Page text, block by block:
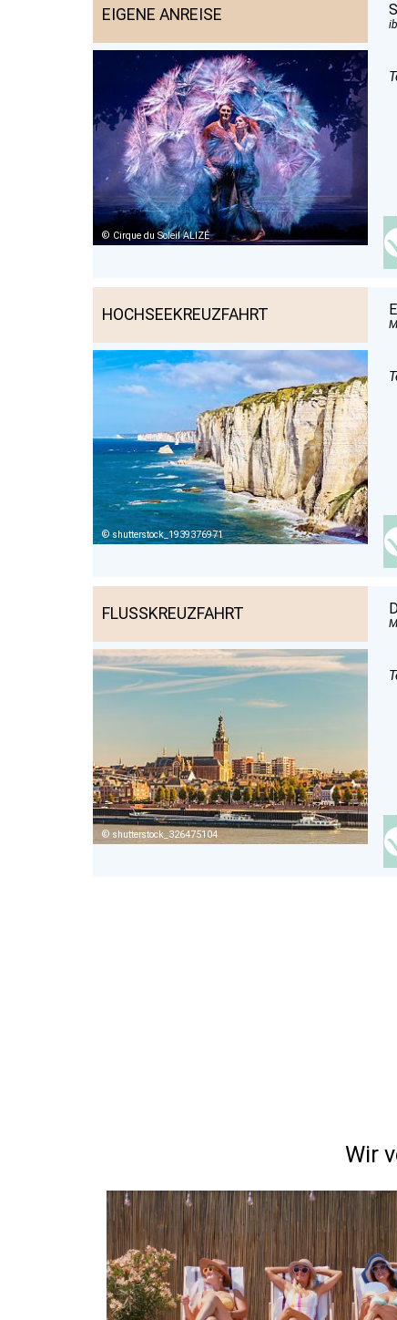
EIGENE ANREISE
Cirque du Soleil ALIZÉ
HOCHSEEKREUZFAHRT
shutterstock_1939376971
FLUSSKREUZFAHRT
shutterstock_326475104
Wir